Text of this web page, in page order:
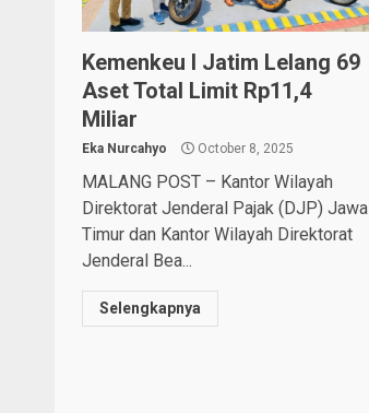
Kemenkeu I Jatim Lelang 69
Aset Total Limit Rp11,4
Miliar
Eka Nurcahyo October 8, 2025
MALANG POST – Kantor Wilayah
Direktorat Jenderal Pajak (DJP) Jawa
Timur dan Kantor Wilayah Direktorat
Jenderal Bea...
Selengkapnya